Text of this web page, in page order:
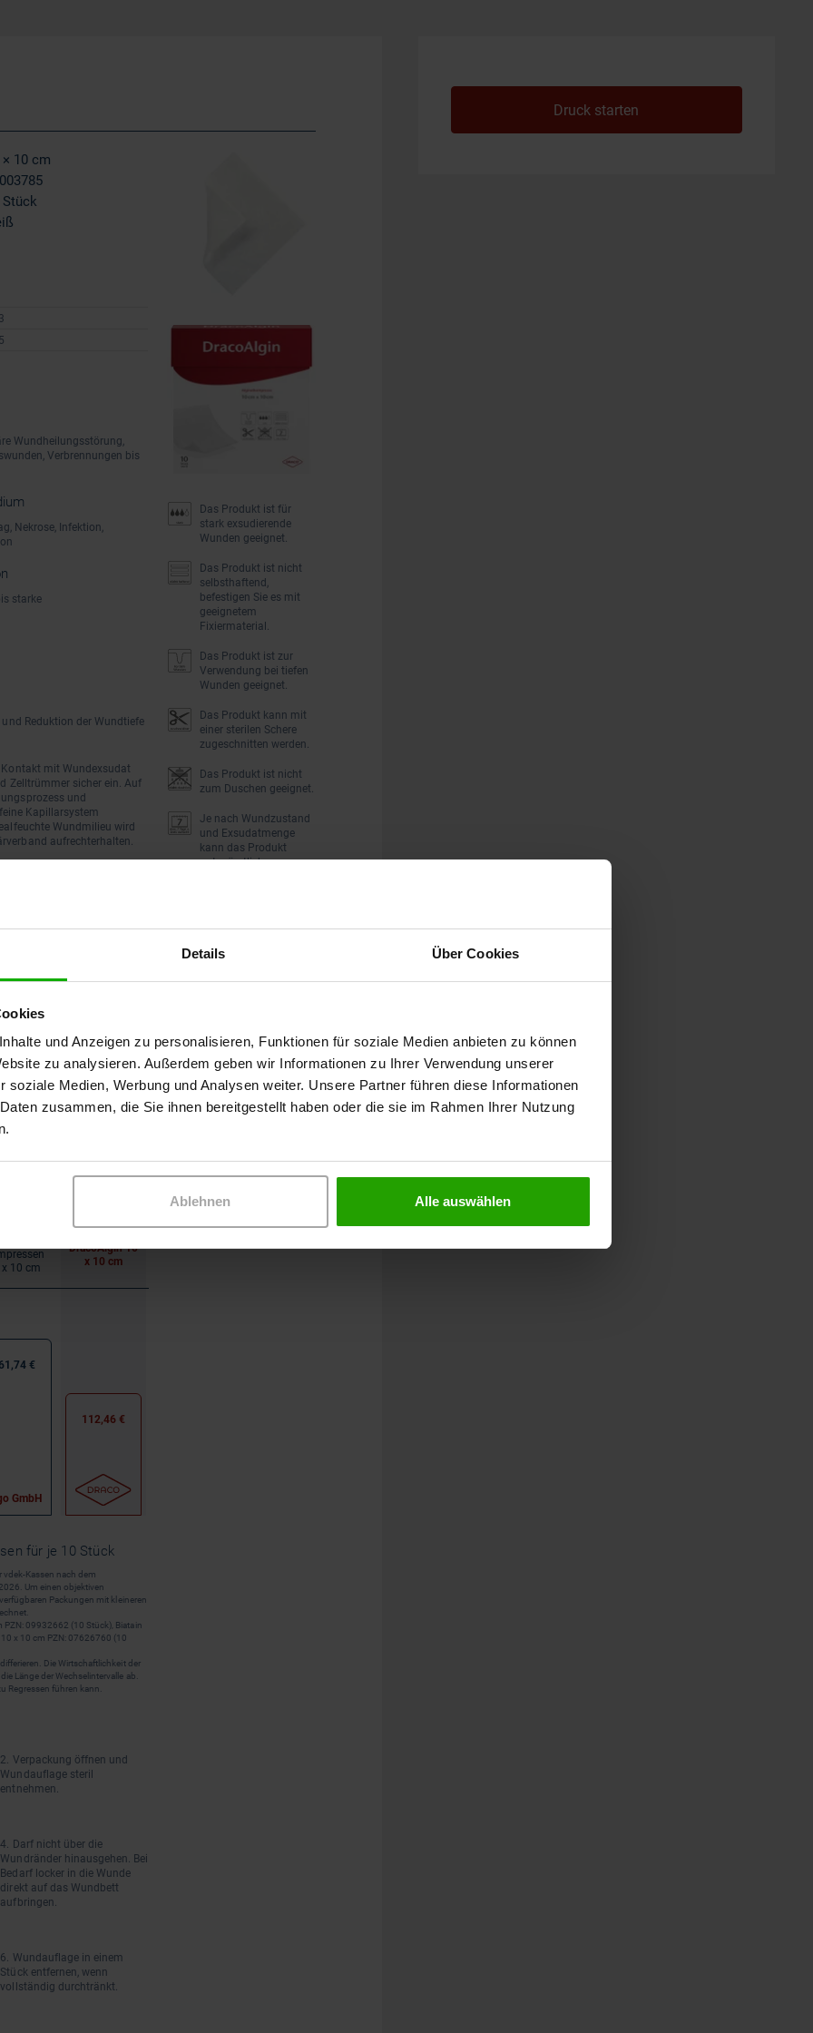
Details Über Cookies
und Anzeigen zu personalisieren, Funktionen für soziale Medien anbieten zu können
zu analysieren. Außerdem geben wir Informationen zu Ihrer Verwendung unserer
soziale Medien, Werbung und Analysen weiter. Unsere Partner führen diese Informationen
zusammen, die Sie ihnen bereitgestellt haben oder die sie im Rahmen Ihrer Nutzung
Ablehnen Alle auswählen
× 10 cm
Stück
Wundheilungsstörung,
Verbrennungen bis
Nekrose, Infektion,
starke
Reduktion der Wundtiefe
mit Wundexsudat
Zelltrümmer sicher ein. Auf
und
Kapillarsystem
Wundmilieu wird
aufrechterhalten.
Stück entfernen und
gespült werden.
sowie chronische
sie außerdem zur
wie beispielsweise
Wundflüssigkeit
Kompresse einmal täglich
zu verhindern, darf
x 10 cm
DracoAlgin 10
x 10 cm
€
GmbH
112,46 €
für je 10 Stück
Kassen nach dem
Um einen objektiven
Packungen mit kleineren
09932662 (10 Stück), Biatain
x 10 cm PZN: 07626760 (10
Die Wirtschaftlichkeit der
Länge der Wechselintervalle ab.
Regressen führen kann.
2. Verpackung öffnen und
Wundauflage steril
entnehmen.
4. Darf nicht über die
Wundränder hinausgehen. Bei
Bedarf locker in die Wunde
direkt auf das Wundbett
aufbringen.
6. Wundauflage in einem
Stück entfernen, wenn
vollständig durchtränkt.
Das Produkt ist für
stark exsudierende
Wunden geeignet.
Das Produkt ist nicht
selbsthaftend,
befestigen Sie es mit
geeignetem
Fixiermaterial.
Das Produkt ist zur
Verwendung bei tiefen
Wunden geeignet.
Das Produkt kann mit
einer sterilen Schere
zugeschnitten werden.
Das Produkt ist nicht
zum Duschen geeignet.
Je nach Wundzustand
und Exsudatmenge
kann das Produkt
unter ärztlicher
Das Produkt ist steril.
0231 / 28 666 285
E-Mail schreiben
Druck starten